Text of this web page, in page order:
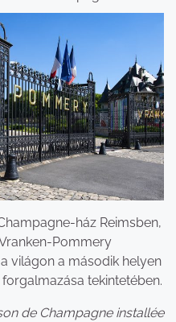
ház Reimsben,
Pommery
világon a második helyen
tekintetében.
de Champagne installée